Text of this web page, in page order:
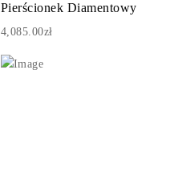
Pierścionek Diamentowy
4,085.00zł